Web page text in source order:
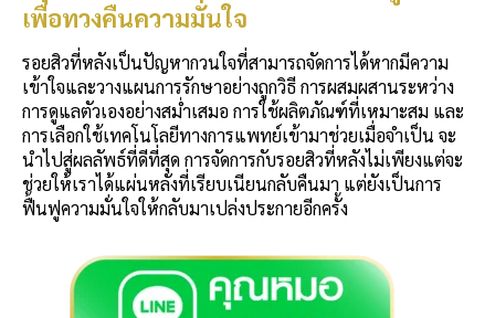
เพื่อทวงคืนความมั่นใจ
รอยสิวที่หลังเป็นปัญหากวนใจที่สามารถจัดการได้หากมีความ
เข้าใจและวางแผนการรักษาอย่างถูกวิธี การผสมผสานระหว่าง
การดูแลตัวเองอย่างสม่ำเสมอ การใช้ผลิตภัณฑ์ที่เหมาะสม และ
การเลือกใช้เทคโนโลยีทางการแพทย์เข้ามาช่วยเมื่อจำเป็น จะ
นำไปสู่ผลลัพธ์ที่ดีที่สุด การจัดการกับรอยสิวที่หลังไม่เพียงแต่จะ
ช่วยให้เราได้แผ่นหลังที่เรียบเนียนกลับคืนมา แต่ยังเป็นการ
ฟื้นฟูความมั่นใจให้กลับมาเปล่งประกายอีกครั้ง